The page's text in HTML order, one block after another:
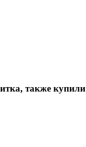
также купили